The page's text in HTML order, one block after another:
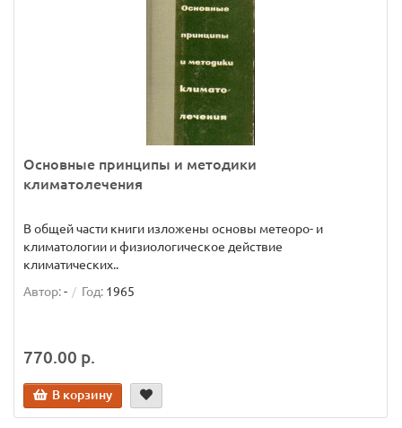
Основные принципы и методики
климатолечения
В общей части книги изложены основы метеоро- и
климатологии и физиологическое действие
климатических..
Автор:- Год: 1965
770.00 р.
В корзину